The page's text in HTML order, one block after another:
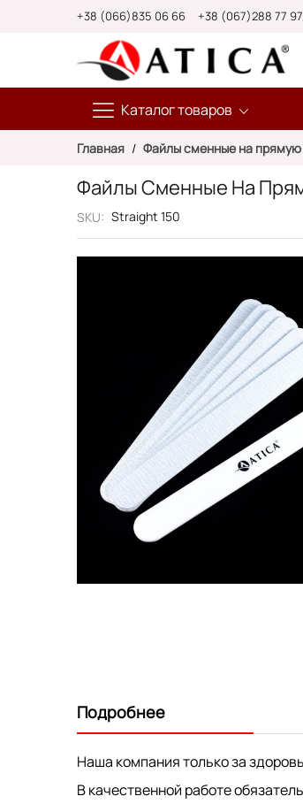
+38 (066)835 06 66 +38 (067)288 77 97
Каталог товаров
Главная Файлы сменные на прямую
Файлы Сменные На
SKU Straight 150
Подробнее
Наша компания только за
В качественной работе